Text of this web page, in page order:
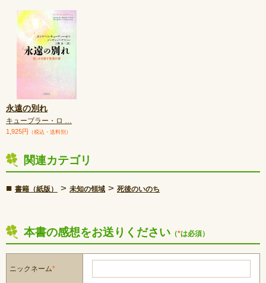
永遠の別れ
キューブラー・ロ …
1,925円 （税込・送料別）
関連カテゴリ
■ 書籍（紙版） > 未知の領域 > 死後のいのち
本書の感想をお送りください （*は必須）
ニックネーム*